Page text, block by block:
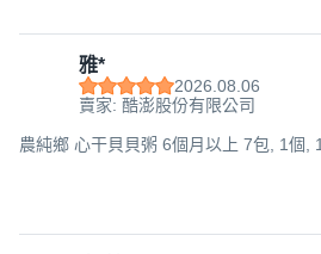
雅*
2026.08.06
賣家: 酷澎股份有限公司
農純鄉 心干貝貝粥 6個月以上 7包, 1個,